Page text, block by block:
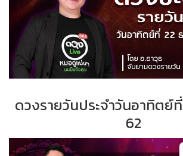
ดวงรายวันประจำวันอาทิตย์ที่
62